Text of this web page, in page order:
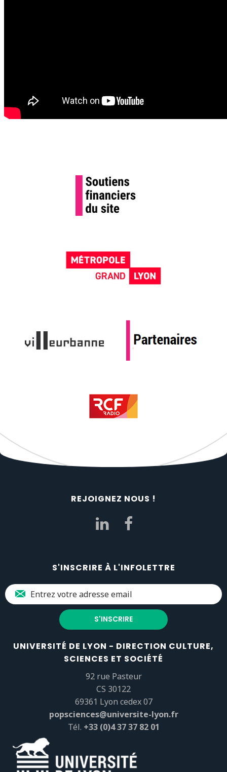
REJOIGNEZ NOUS !
S'INSCRIRE À L'INFOLETTRE
UNIVERSITÉ DE LYON - DIRECTION CULTURE,
SCIENCES ET SOCIÉTÉ
92 rue Pasteur
CS 30122
69361 Lyon cedex 07
popsciences@universite-lyon.fr
Tél. +33 (0)4 37 37 82 01